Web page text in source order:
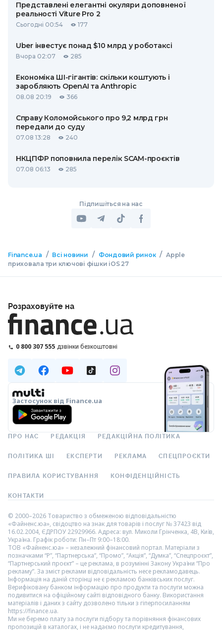
Представлені елегантні окуляри доповненої
реальності Viture Pro 2
Сьогодні 00:54 177
Uber інвестує понад $10 млрд у роботаксі
Вчора 02:07 285
Економіка ШІ-гігантів: скільки коштують і
заробляють OpenAI та Anthropic
08.08 20:19 366
Справу Коломойського про 9,2 млрд грн
передали до суду
07.08 13:28 240
НКЦПФР поповнила перелік SCAM-проєктів
07.08 06:13 285
Підпишіться на нас
Finance.ua / Всі новини / Фондовий ринок / Apple
приховала три ключові фішки iOS 27
Розраховуйте на
0 800 307 555 дзвінки безкоштовні
Застосунок від Finance.ua
ПРО НАС РЕДАКЦІЯ РЕДАКЦІЙНА ПОЛІТИКА
ПОЛІТИКА ШІ ЕКСПЕРТИ РЕКЛАМА СПЕЦПРОЄКТИ
ПРАВИЛА КОРИСТУВАННЯ КОНФІДЕНЦІЙНІСТЬ
КОНТАКТИ
© 2000–2026 Товариство з обмеженою відповідальністю
«Файненс.юа», свідоцтво на знак для товарів і послуг № 37423 від
16.02.2004, ЄДРПОУ 22929966. Адреса: вул. Миколи Грінченка, 4В, Київ,
Україна. Графік роботи: Пн–Пт 9:00–18:00.
ТОВ «Файненс.юа» – незалежний фінансовий портал. Матеріали з
позначками “Р”, “Партнерська”, “Промо”, “Акція”, “Думка”, “Спецпроєкт”,
“Партнерський проєкт” – це реклама, в розумінні Закону України “Про
рекламу”. За зміст реклами відповідальність несе рекламодавець.
Інформація на даній сторінці не є рекламою банківських послуг.
Верифіковану банком інформацію про продукти та послуги можна
подивитися на офіційному сайті відповідного банку. Використання
матеріалів і даних з сайту дозволено тільки з гіперпосиланням
https://finance.ua.
Ми не беремо плату за послуги підбору та порівняння фінансових
пропозицій в каталогах, і не надаємо послуги кредитування,